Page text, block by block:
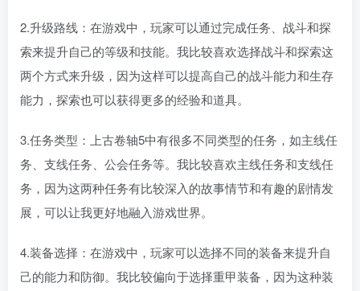
2.升级路线：在游戏中，玩家可以通过完成任务、战斗和探
索来提升自己的等级和技能。我比较喜欢选择战斗和探索这
两个方式来升级，因为这样可以提高自己的战斗能力和生存
能力，探索也可以获得更多的经验和道具。
3.任务类型：上古卷轴5中有很多不同类型的任务，如主线任
务、支线任务、公会任务等。我比较喜欢主线任务和支线任
务，因为这两种任务有比较深入的故事情节和有趣的剧情发
展，可以让我更好地融入游戏世界。
4.装备选择：在游戏中，玩家可以选择不同的装备来提升自
己的能力和防御。我比较偏向于选择重甲装备，因为这种装